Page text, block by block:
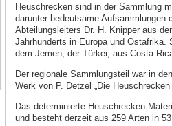
Heuschrecken sind in der Sammlung
darunter bedeutsame Aufsammlungen
Abteilungsleiters Dr. H. Knipper aus
Jahrhunderts in Europa und Ostafrika.
dem Jemen, der Türkei, aus Costa
Der regionale Sammlungsteil war in
Werk von P. Detzel „Die
Das determinierte Heuschrecken-
und besteht derzeit aus 259 Arten in 53